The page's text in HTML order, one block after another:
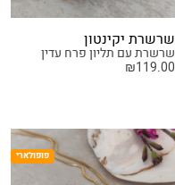
שרשרת יקינטון
שרשרת עם תליון פרח עדין
₪119.00
פופולארי